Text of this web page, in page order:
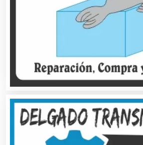
Artículos para Regalos
Artículos Publicitarios
Aseguradoras
Asesores Técnicos